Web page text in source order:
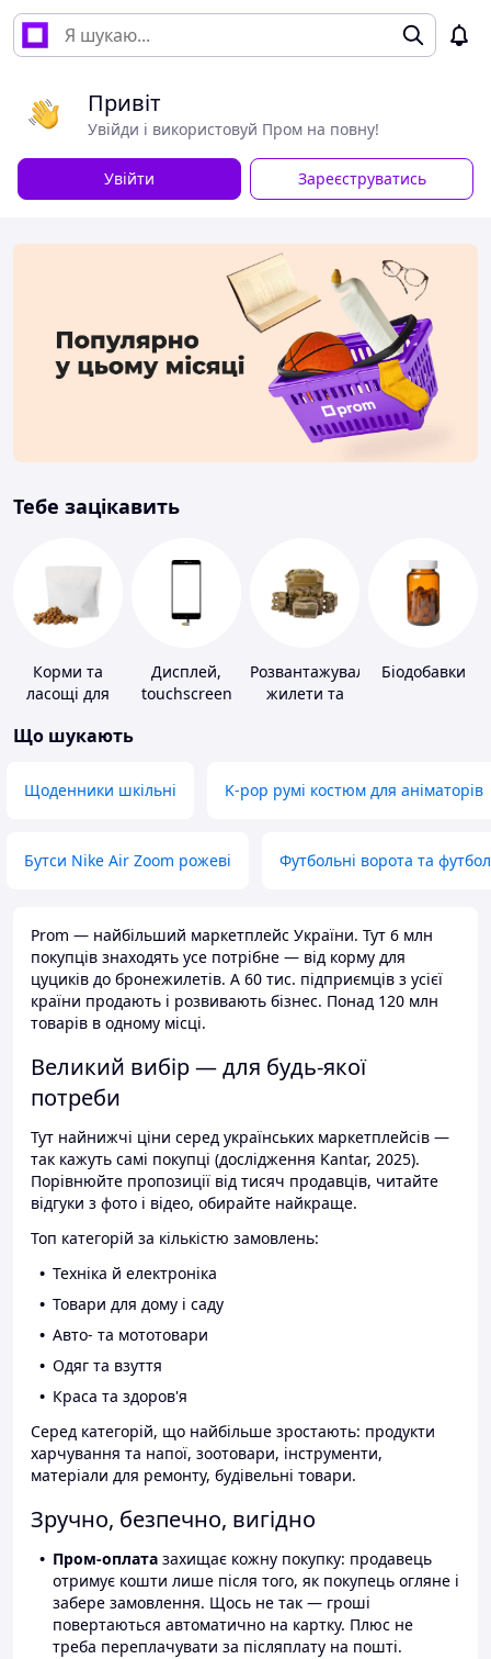
Привіт
Увійди і використовуй Пром на повну!
Увійти Зареєструватись
Тебе зацікавить
Корми та
ласощі для
тварин і
Дисплей,
touchscreen
Розвантажувальні
жилети та
Біодобавки
Що шукають
Щоденники шкільні K-pop румі костюм для аніматорів
Бутси Nike Air Zoom рожеві Футбольні ворота та
Prom — найбільший маркетплейс України. Тут 6 млн
покупців знаходять усе потрібне — від корму для
цуциків до бронежилетів. А 60 тис. підприємців з усієї
країни продають і розвивають бізнес. Понад 120 млн
товарів в одному місці.
Великий вибір — для будь-якої
потреби
Тут найнижчі ціни серед українських маркетплейсів —
так кажуть самі покупці (дослідження Kantar, 2025).
Порівнюйте пропозиції від тисяч продавців, читайте
відгуки з фото і відео, обирайте найкраще.
Топ категорій за кількістю замовлень:
Техніка й електроніка
Товари для дому і саду
Авто- та мототовари
Одяг та взуття
Краса та здоров'я
Серед категорій, що найбільше зростають: продукти
харчування та напої, зоотовари, інструменти,
матеріали для ремонту, будівельні товари.
Зручно, безпечно, вигідно
Пром-оплата захищає кожну покупку: продавець
отримує кошти лише після того, як покупець огляне і
забере замовлення. Щось не так — гроші
повертаються автоматично на картку. Плюс не
треба переплачувати за післяплату на пошті.